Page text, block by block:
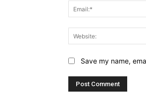
Save my name,